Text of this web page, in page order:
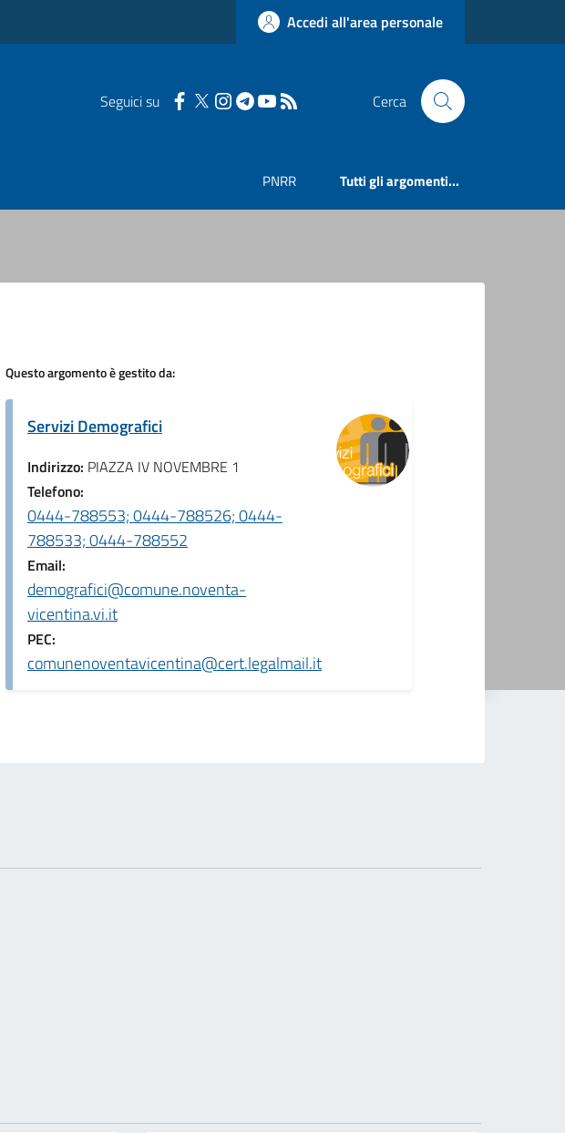
Accedi all'area personale
Seguici su Cerca
PNRR Tutti gli argomenti...
Questo argomento è gestito da:
Servizi Demografici
Indirizzo: PIAZZA IV NOVEMBRE 1
Telefono:
0444-788553; 0444-788526; 0444-
788533; 0444-788552
Email:
demografici@comune.noventa-
vicentina.vi.it
PEC:
comunenoventavicentina@cert.legalmail.it